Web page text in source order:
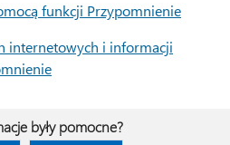
funkcji Przypomnienie
internetowych i informacji
były pomocne?